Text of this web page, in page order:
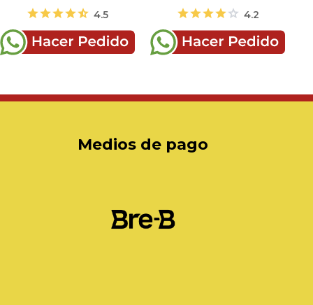
starstarstarstarstar_half 4.5 starstarstarstarstar 4.2
Medios de pago